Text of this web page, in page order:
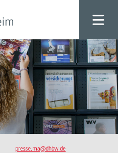
presse.ma@dhbw.de